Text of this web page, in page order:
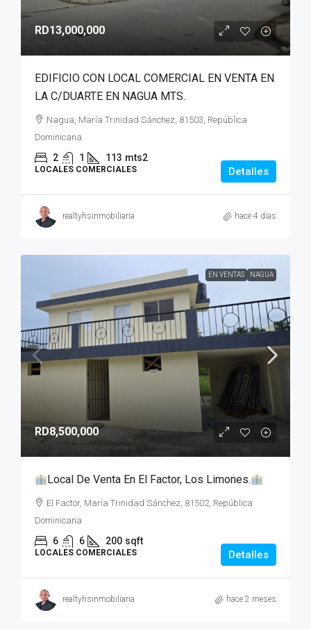
RD13,000,000
EDIFICIO CON LOCAL COMERCIAL EN VENTA EN
LA C/DUARTE EN NAGUA MTS.
Nagua, María Trinidad Sánchez, 81503, República
Dominicana
2 1 113 mts2
LOCALES COMERCIALES Detalles
realtyhsinmobiliaria hace 4 días
EN VENTAS NAGUA
RD8,500,000
Local De Venta En El Factor, Los Limones.
El Factor, María Trinidad Sánchez, 81502, República
Dominicana
6 6 200 sqft
LOCALES COMERCIALES Detalles
realtyhsinmobiliaria hace 2 meses